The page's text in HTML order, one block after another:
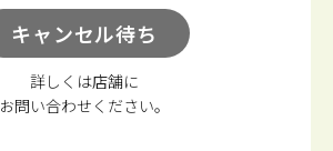
キャンセル待ち
詳しくは店舗に
お問い合わせください。